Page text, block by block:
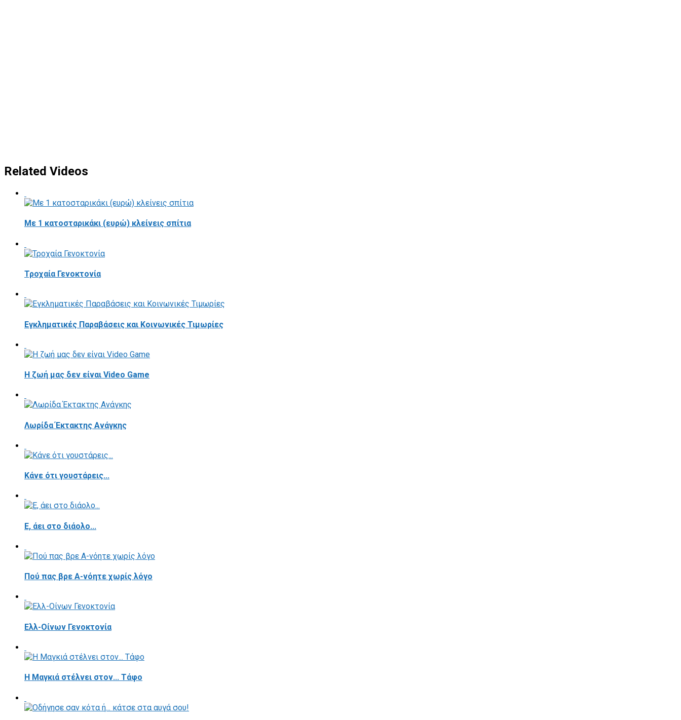
Related Videos
Με 1 κατοσταρικάκι (ευρώ) κλείνεις σπίτια
Τροχαία Γενοκτονία
Εγκληματικές Παραβάσεις και Κοινωνικές Τιμωρίες
Η ζωή μας δεν είναι Video Game
Λωρίδα Έκτακτης Ανάγκης
Κάνε ότι γουστάρεις...
E, άει στο διάολο...
Πού πας βρε Α-νόητε χωρίς λόγο
Ελλ-Οίνων Γενοκτονία
H Μαγκιά στέλνει στον... Τάφο